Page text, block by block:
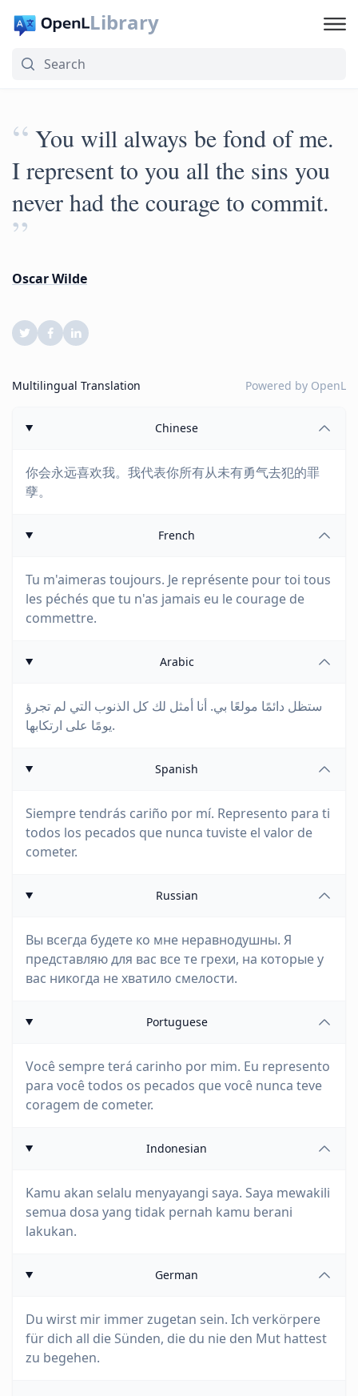
Library
“ You will always be fond of me.
I represent to you all the sins you
never had the courage to commit.
”
Oscar Wilde
Multilingual Translation Powered by OpenL
Chinese
你会永远喜欢我。我代表你所有从未有勇气去犯的罪
孽。
French
Tu m'aimeras toujours. Je représente pour toi tous
les péchés que tu n'as jamais eu le courage de
commettre.
Arabic
ستظل دائمًا مولعًا بي. أنا أمثل لك كل الذنوب التي لم تجرؤ
يومًا على ارتكابها.
Spanish
Siempre tendrás cariño por mí. Represento para ti
todos los pecados que nunca tuviste el valor de
cometer.
Russian
Вы всегда будете ко мне неравнодушны. Я
представляю для вас все те грехи, на которые у
вас никогда не хватило смелости.
Portuguese
Você sempre terá carinho por mim. Eu represento
para você todos os pecados que você nunca teve
coragem de cometer.
Indonesian
Kamu akan selalu menyayangi saya. Saya mewakili
semua dosa yang tidak pernah kamu berani
lakukan.
German
Du wirst mir immer zugetan sein. Ich verkörpere
für dich all die Sünden, die du nie den Mut hattest
zu begehen.